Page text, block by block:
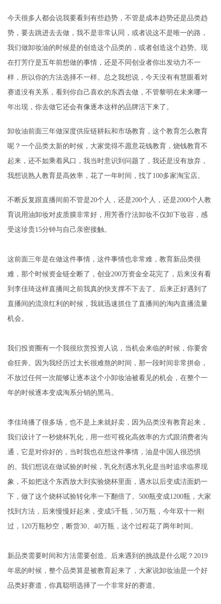
今天很多人都会说我要看到有些趋势，不管是成本趋势还是品类趋
势，要去跳进去去做，我不是非常认同，或者说这不是唯一的路，
我们做卸妆油的时候是的创造这个品类的，或者创造这个趋势。现
在打芳疗是五年前想做的事情，还是不同创业者你出发动力不一
样，所以你的方法选择不一样。总之我想说，今天没有有慧眼看对
赛道没有关系，看到你自己喜欢的东西去做，不管黎明在未来哪一
年出现，你去做它还会有像逐本这样的品牌活下来了。
卸妆油前面三年做深度供应链耕耘和市场教育，这个教育怎么教育
呢？一个品类太新的时候，大家觉得不愿意花钱教育，烧钱教育不
起来，还不如乘着风口，我当时意识到问题了，我还是没有放弃，
我想说熟人教育是高效率，花了一年时间，找了100多家淘宝店。
不断反复跟直播间前不管是20个人，还是200个人，还是2000个人教
育说用油卸妆对皮质膜非常好，用芳香疗法卸妆不仅卸下妆容，感
受这珍贵15分钟与自己亲密接触。
这前面三年是在做这件事情，这件事情也非常难，教育新品类很
难，那个时候资金链全断了，创业200万资金全花完了，后来没有看
到李佳琦这样直播间之前我真的快支撑不下去了。后来正好遇到了
直播间的流浪红利的时候，我就迅速抓住了直播间的淘内直播流量
机会。
我们投资圈有一个我很欣赏投资人说，当机会来临的时候，你要舍
命狂奔。因为我经历过太长很难熬的时间，那一段时间非常拼命，
不放过任何一次能够让逐本这个小卸妆油被看见的机会，在整个一
年的时候逐本变成淘系分销的黑马。
李佳琦播了很多场，也不是上来就好卖，因为品类没有教育起来，
我们设计了一秒烧杯乳化，用一些可视化高效率的方式跟消费者沟
通，它是对你好的，当时我也在想这件事情，油是中国人很恐惧
的。我们想说在做试验的时候，乳化剂遇水乳化是当时追求临界现
象，不如把这个东西放大到实验烧杯里面，遇水以后变成洁面奶一
下，做了这个烧杯试验转化率一下翻倍了。500瓶变成1200瓶，大家
找到方法，后来慢慢好起来，变成5千瓶，50万瓶，今年双十一刚
过，120万瓶秒空，断货30、40万瓶，这个过程花了两年时间。
新品类需要时间和方法需要创造。后来遇到的挑战是什么呢？2019
年底的时候，整个品类算是被教育起来了，大家说卸妆油是一个好
品类好赛道，你真聪明选择了一个非常好的赛道。